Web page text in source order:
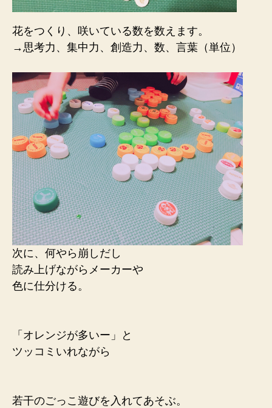
花をつくり、咲いている数を数えます。
→思考力、集中力、創造力、数、言葉（単位）
次に、何やら崩しだし
読み上げながらメーカーや
色に仕分ける。
「オレンジが多いー」と
ツッコミいれながら
若干のごっこ遊びを入れてあそぶ。